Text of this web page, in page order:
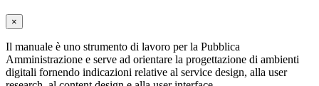
×
Il manuale è uno strumento di lavoro per la Pubblica
Amministrazione e serve ad orientare la progettazione di ambienti
digitali fornendo indicazioni relative al service design, alla user